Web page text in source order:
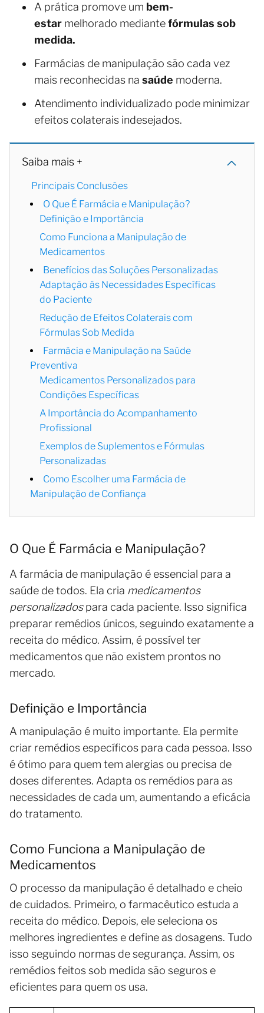
A prática promove um bem-
estar melhorado mediantefórmulas sob
medida.
Farmácias de manipulação são cada vez
mais reconhecidas na saúde moderna.
Atendimento individualizado pode minimizar
efeitos colaterais indesejados.
Saiba mais +
Principais Conclusões
O Que É Farmácia e Manipulação?
Definição e Importância
Como Funciona a Manipulação de
Medicamentos
Benefícios das Soluções Personalizadas
Adaptação às Necessidades Específicas
do Paciente
Redução de Efeitos Colaterais com
Fórmulas Sob Medida
Farmácia e Manipulação na Saúde
Preventiva
Medicamentos Personalizados para
Condições Específicas
A Importância do Acompanhamento
Profissional
Exemplos de Suplementos e Fórmulas
Personalizadas
Como Escolher uma Farmácia de
Manipulação de Confiança
O Que É Farmácia e Manipulação?
A farmácia de manipulação é essencial para a
saúde de todos. Ela cria medicamentos
personalizadospara cada paciente. Isso significa
preparar remédios únicos, seguindo exatamente a
receita do médico. Assim, é possível ter
medicamentos que não existem prontos no
mercado.
Definição e Importância
A manipulação é muito importante. Ela permite
criar remédios específicos para cada pessoa. Isso
é ótimo para quem tem alergias ou precisa de
doses diferentes. Adapta os remédios para as
necessidades de cada um, aumentando a eficácia
do tratamento.
Como Funciona a Manipulação de
Medicamentos
O processo da manipulação é detalhado e cheio
de cuidados. Primeiro, o farmacêutico estuda a
receita do médico. Depois, ele seleciona os
melhores ingredientes e define as dosagens. Tudo
isso seguindo normas de segurança. Assim, os
remédios feitos sob medida são seguros e
eficientes para quem os usa.